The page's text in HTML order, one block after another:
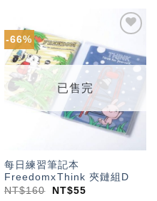
-66%
「願
望輕
已售完
每日練習筆記本
FreedomxThink 夾鏈組D
NT$160 NT$55